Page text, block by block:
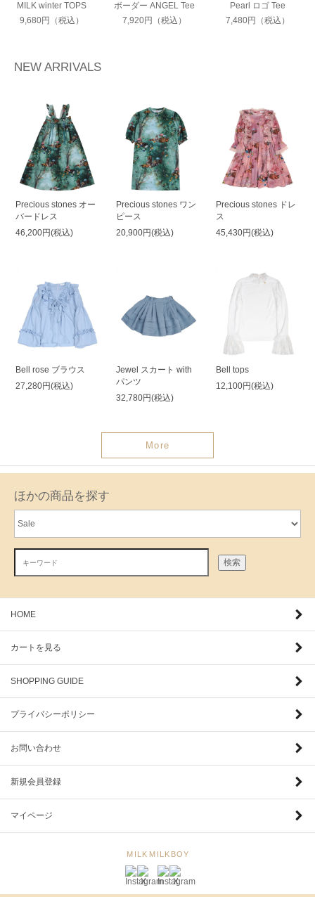
MILK winter TOPS
9,680円（税込）
ボーダー ANGEL Tee
7,920円（税込）
Pearl ロゴ Tee
7,480円（税込）
NEW ARRIVALS
Precious stones オー
バードレス
46,200円(税込)
Precious stones ワン
ピース
20,900円(税込)
Precious stones ドレ
ス
45,430円(税込)
Bell rose ブラウス
27,280円(税込)
Jewel スカート with
パンツ
32,780円(税込)
Bell tops
12,100円(税込)
More
ほかの商品を探す
検索
HOME
カートを見る
SHOPPING GUIDE
プライバシーポリシー
お問い合わせ
新規会員登録
マイページ
MILK MILKBOY